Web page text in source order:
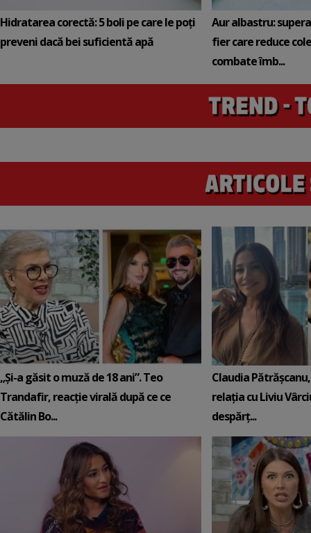
Hidratarea corectă: 5 boli pe care le poți
preveni dacă bei suficientă apă
Aur albastru:
fier care reduce
combate îmb...
„Și-a găsit o muză de 18 ani”. Teo
Trandafir, reacție virală după ce ce
Cătălin Bo...
Claudia
relația cu Liviu
despărț...